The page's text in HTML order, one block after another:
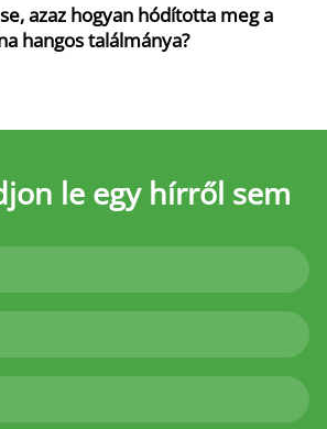
azaz hogyan hódította meg a
hangos találmánya?
le egy hírről sem